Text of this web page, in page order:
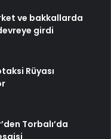
ve bakkallarda
girdi
Rüyası
Torbalı’da